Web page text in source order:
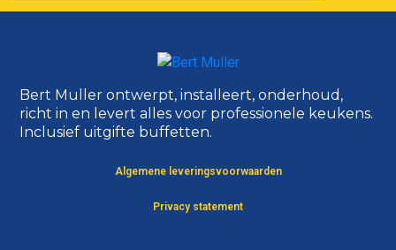
Bert Muller ontwerpt, installeert, onderhoud,
richt in en levert alles voor professionele keukens.
Inclusief uitgifte buffetten.
Algemene leveringsvoorwaarden
Privacy statement